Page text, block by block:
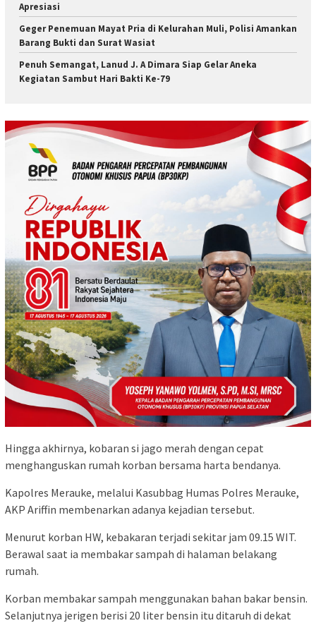
Apresiasi
Geger Penemuan Mayat Pria di Kelurahan Muli, Polisi Amankan
Barang Bukti dan Surat Wasiat
Penuh Semangat, Lanud J. A Dimara Siap Gelar Aneka
Kegiatan Sambut Hari Bakti Ke-79
Hingga akhirnya, kobaran si jago merah dengan cepat
menghanguskan rumah korban bersama harta bendanya.
Kapolres Merauke, melalui Kasubbag Humas Polres Merauke,
AKP Ariffin membenarkan adanya kejadian tersebut.
Menurut korban HW, kebakaran terjadi sekitar jam 09.15 WIT.
Berawal saat ia membakar sampah di halaman belakang
rumah.
Korban membakar sampah menggunakan bahan bakar bensin.
Selanjutnya jerigen berisi 20 liter bensin itu ditaruh di dekat